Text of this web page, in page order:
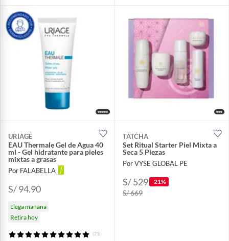
URIAGE
EAU Thermale Gel de Agua 40
ml - Gel hidratante para pieles
mixtas a grasas
Por FALABELLA
S/ 94.90
Llega mañana
Retira hoy
(21)
TATCHA
Set Ritual Starter Piel Mixta a
Seca 5 Piezas
Por VYSE GLOBAL PE
S/ 529 -21%
S/ 669